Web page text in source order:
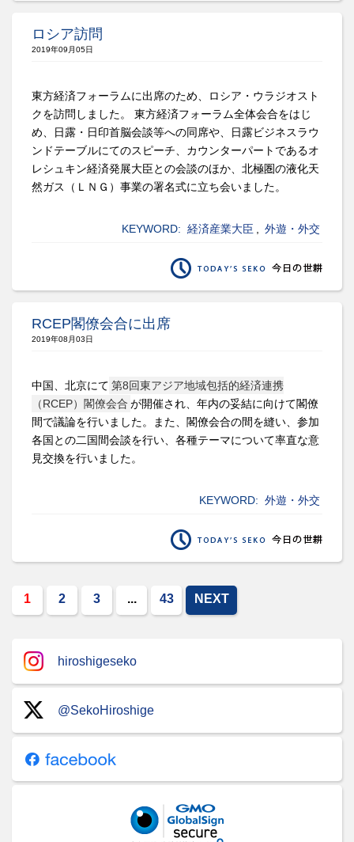
ロシア訪問
2019年09月05日
東方経済フォーラムに出席のため、ロシア・ウラジオスト
クを訪問しました。 東方経済フォーラム全体会合をはじ
め、日露・日印首脳会談等への同席や、日露ビジネスラウ
ンドテーブルにてのスピーチ、カウンターパートであるオ
レシュキン経済発展大臣との会談のほか、北極圏の液化天
然ガス（ＬＮＧ）事業の署名式に立ち会いました。
KEYWORD: 経済産業大臣 外遊・外交
RCEP閣僚会合に出席
2019年08月03日
中国、北京にて 第8回東アジア地域包括的経済連携
（RCEP）閣僚会合 が開催され、年内の妥結に向けて閣僚
間で議論を行いました。また、閣僚会合の間を縫い、参加
各国との二国間会談を行い、各種テーマについて率直な意
見交換を行いました。
KEYWORD: 外遊・外交
1 2 3 ... 43 NEXT
hiroshigeseko
@SekoHiroshige